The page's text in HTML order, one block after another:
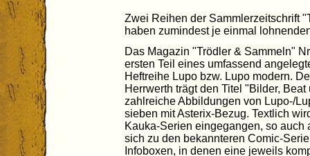
Zwei Reihen der Sammlerzeitschrift
haben zumindest je einmal
Das Magazin "Trödler & Sammeln"
ersten Teil eines umfassend
Heftreihe Lupo bzw. Lupo modern.
Herrwerth trägt den Titel "Bilder,
zahlreiche Abbildungen von Lupo-/
sieben mit Asterix-Bezug. Textlich
Kauka-Serien eingegangen, so
sich zu den bekannteren Comic-
Infoboxen, in denen eine jeweils